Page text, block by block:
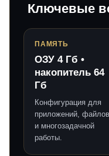
Ключевые
ПАМЯТЬ
ОЗУ 4 Гб •
накопитель 64
Гб
Конфигурация для
приложений, файлов
и многозадачной
работы.